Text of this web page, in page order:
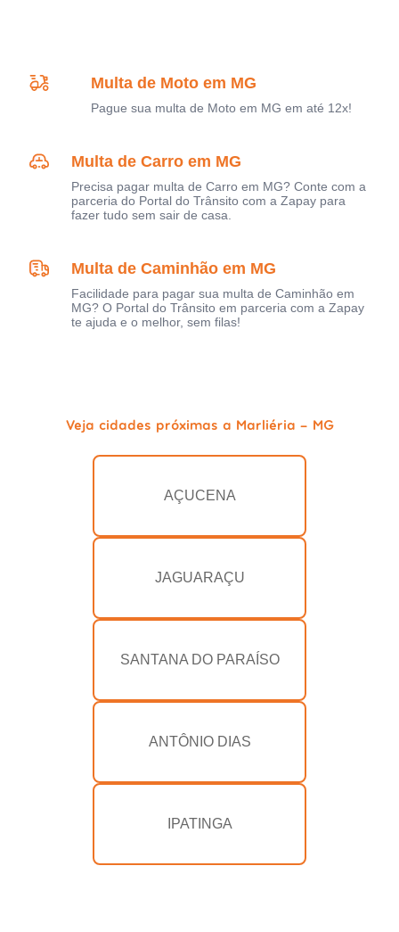
Multa de Moto em MG
Pague sua multa de Moto em MG em até 12x!
Multa de Carro em MG
Precisa pagar multa de Carro em MG? Conte com a
parceria do Portal do Trânsito com a Zapay para
fazer tudo sem sair de casa.
Multa de Caminhão em MG
Facilidade para pagar sua multa de Caminhão em
MG? O Portal do Trânsito em parceria com a Zapay
te ajuda e o melhor, sem filas!
Veja cidades próximas a Marliéria - MG
AÇUCENA
JAGUARAÇU
SANTANA DO PARAÍSO
ANTÔNIO DIAS
IPATINGA